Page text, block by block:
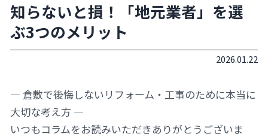
知らないと損！「地元業者」を選
ぶ3つのメリット
2026.01.22
― 倉敷で後悔しないリフォーム・工事のために本当に
大切な考え方 ―
いつもコラムをお読みいただきありがとうございま